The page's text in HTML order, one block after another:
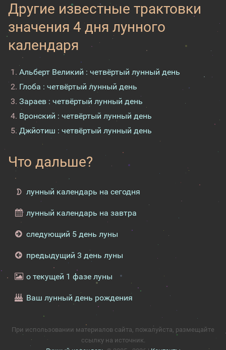
Другие известные трактовки
значения 4 дня лунного
календаря
Альберт Великий : четвёртый лунный день
Глоба : четвёртый лунный день
Зараев : четвёртый лунный день
Вронский : четвёртый лунный день
Джйотиш : четвёртый лунный день
Что дальше?
лунный календарь на сегодня
лунный календарь на завтра
следующий 5 день луны
предыдущий 3 день луны
о текущей 1 фазе луны
Ваш лунный день рождения
При использовании материалов сайта, пожалуйста, размещайте
ссылку на источник.